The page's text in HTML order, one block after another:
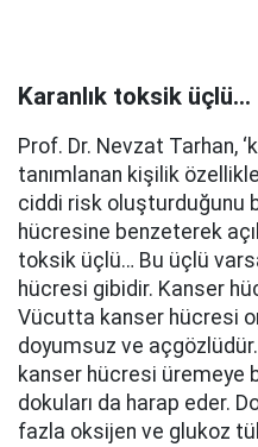
Karanlık toksik üçlü…
Prof. Dr. Nevzat Tarhan,
tanımlanan kişilik
ciddi risk oluşturduğunu
hücresine benzeterek
toksik üçlü… Bu üçlü
hücresi gibidir. Kanser
Vücutta kanser hücresi
doyumsuz ve
kanser hücresi üremeye
dokuları da harap eder.
fazla oksijen ve glukoz